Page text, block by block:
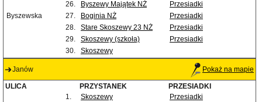
26.
Byszewy Majątek NŻ
Przesiadki
Byszewska
27. Boginia NŻ
Przesiadki
28.
Stare Skoszewy 23 NŻ
Przesiadki
29.
Skoszewy (szkoła)
Przesiadki
30.
Skoszewy
Janów Pokaż na mapie
ULICA PRZYSTANEK
PRZESIADKI
1.
Skoszewy
Przesiadki